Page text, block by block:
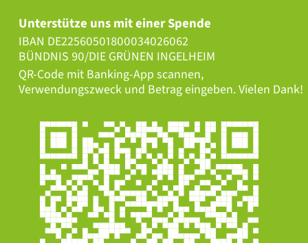
Unterstütze uns mit einer Spende
IBAN DE22560501800034026062
BÜNDNIS 90/DIE GRÜNEN INGELHEIM
QR-Code mit Banking-App scannen,
Verwendungszweck und Betrag eingeben. Vielen Dank!